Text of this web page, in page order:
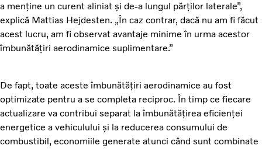
a menține un curent aliniat și de-a lungul părților laterale”,
explică Mattias Hejdesten. „În caz contrar, dacă nu am fi făcut
acest lucru, am fi observat avantaje minime în urma acestor
îmbunătățiri aerodinamice suplimentare.”
De fapt, toate aceste îmbunătățiri aerodinamice au fost
optimizate pentru a se completa reciproc. În timp ce fiecare
actualizare va contribui separat la îmbunătățirea eficienței
energetice a vehiculului și la reducerea consumului de
combustibil, economiile generate atunci când sunt combinate